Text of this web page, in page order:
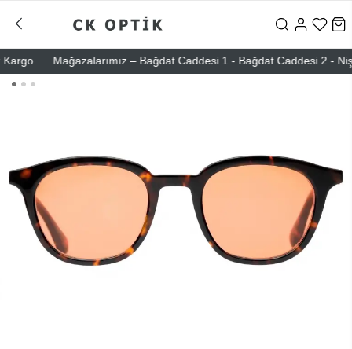
Mağazalarımız – Bağdat Caddesi 1 - Bağdat Caddesi 2 -